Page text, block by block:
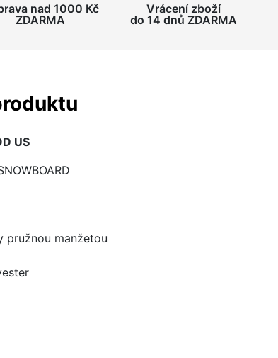
nad 1000 Kč
ZDARMA
Vrácení zboží
do 14 dnů ZDARMA
US
pružnou manžetou